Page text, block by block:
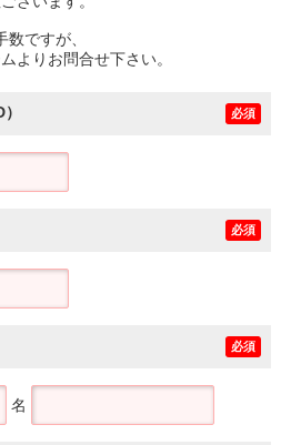
数ですが、
よりお問合せ下さい。
必須
必須
必須
名